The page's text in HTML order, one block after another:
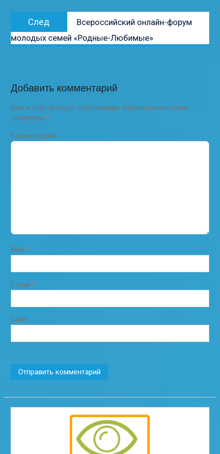
След
Следующая
запись:
Всероссийский онлайн-форум
молодых семей «Родные-Любимые»
Добавить комментарий
Ваш e-mail не будет опубликован. Обязательные поля
помечены *
Комментарий
Имя *
E-mail *
Сайт